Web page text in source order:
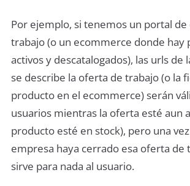
Por ejemplo, si tenemos un portal
trabajo (o un ecommerce donde hay
activos y descatalogados), las urls de
se describe la oferta de trabajo (o la
producto en el ecommerce) serán
usuarios mientras la oferta esté aun
producto esté en stock), pero una
empresa haya cerrado esa oferta de
sirve para nada al usuario.